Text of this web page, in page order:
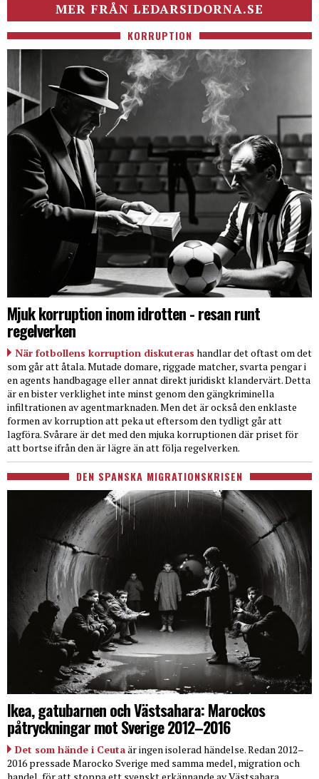
MER FRÅN LEDARSIDORNA.SE
KORRUPTION
Mjuk korruption inom idrotten - resan runt
regelverken
När fotbollens korruption diskuteras handlar det oftast om det
som går att åtala. Mutade domare, riggade matcher, svarta pengar i
en agents handbagage eller annat direkt juridiskt klandervärt. Detta
är en bister verklighet inte minst genom den gängkriminella
infiltrationen av agentmarknaden. Men det är också den enklaste
formen av korruption att peka ut eftersom den tydligt går att
lagföra. Svårare är det med den mjuka korruptionen där priset för
att bortse ifrån den är lägre än att följa regelverken.
DEN SPANSKA MIGRATIONSKRISEN
Ikea, gatubarnen och Västsahara: Marockos
påtryckningar mot Sverige 2012–2016
Det som hände i Ceutaär ingen isolerad händelse. Redan 2012–
2016 pressade Marocko Sverige med samma medel, migration och
handel, för att stoppa ett svenskt erkännande av Västsahara.